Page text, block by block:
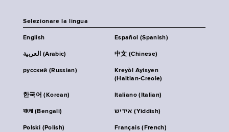
Selezionare la lingua
English Español (Spanish)
العربية (Arabic) 中文 (Chinese)
русский (Russian)
Kreyòl Ayisyen
(Haitian-Creole)
한국어 (Korean) Italiano (Italian)
বাংলা (Bengali) אידיש (Yiddish)
Polski (Polish) Français (French)